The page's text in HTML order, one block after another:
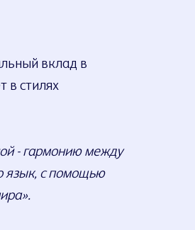
вклад в
в стилях
- гармонию между
язык, с помощью